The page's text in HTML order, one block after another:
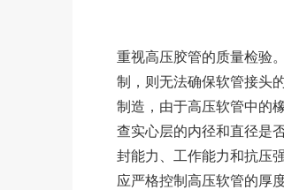
重视高压胶管的质量检验
制，则无法确保软管接头
制造，由于高压软管中的
查实心层的内径和直径是
封能力、工作能力和抗压
应严格控制高压软管的厚度